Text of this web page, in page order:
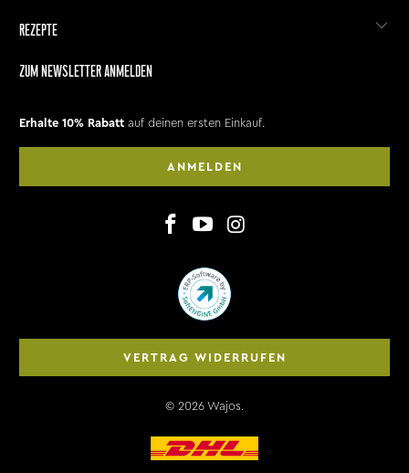
REZEPTE
ZUM NEWSLETTER ANMELDEN
Erhalte 10% Rabatt auf deinen ersten Einkauf.
ANMELDEN
VERTRAG WIDERRUFEN
© 2026 Wajos